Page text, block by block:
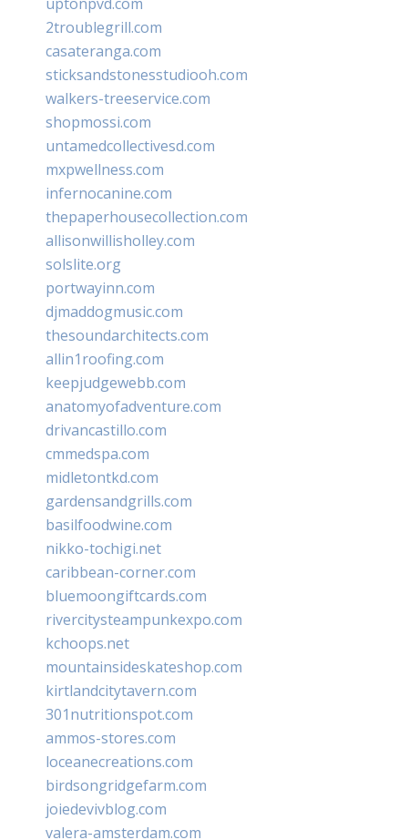
2troublegrill.com
casateranga.com
sticksandstonesstudiooh.com
walkers-treeservice.com
shopmossi.com
untamedcollectivesd.com
mxpwellness.com
infernocanine.com
thepaperhousecollection.com
allisonwillisholley.com
solslite.org
portwayinn.com
djmaddogmusic.com
thesoundarchitects.com
allin1roofing.com
keepjudgewebb.com
anatomyofadventure.com
drivancastillo.com
cmmedspa.com
midletontkd.com
gardensandgrills.com
basilfoodwine.com
nikko-tochigi.net
caribbean-corner.com
bluemoongiftcards.com
rivercitysteampunkexpo.com
kchoops.net
mountainsideskateshop.com
kirtlandcitytavern.com
301nutritionspot.com
ammos-stores.com
loceanecreations.com
birdsongridgefarm.com
joiedevivblog.com
valera-amsterdam.com